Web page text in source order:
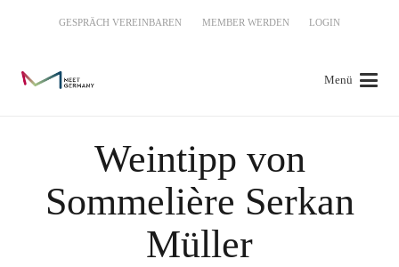
GESPRÄCH VEREINBAREN MEMBER WERDEN LOGIN
Menü
Weintipp von
Sommelière Serkan
Müller